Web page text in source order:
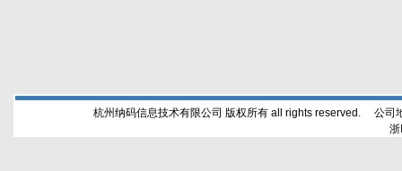
杭州纳码信息技术有限公司 版权所有 all rights reserved. 公司